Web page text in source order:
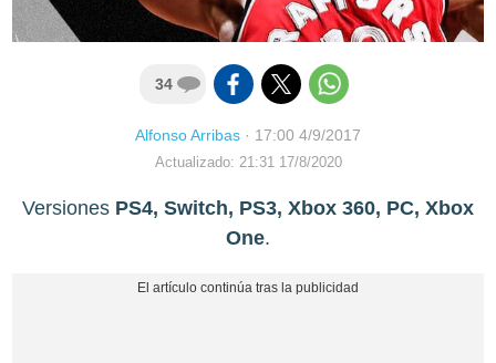
34
Alfonso Arribas · 17:00 4/9/2017
Actualizado: 21:31 17/8/2020
Versiones PS4, Switch, PS3, Xbox 360, PC, Xbox
One.